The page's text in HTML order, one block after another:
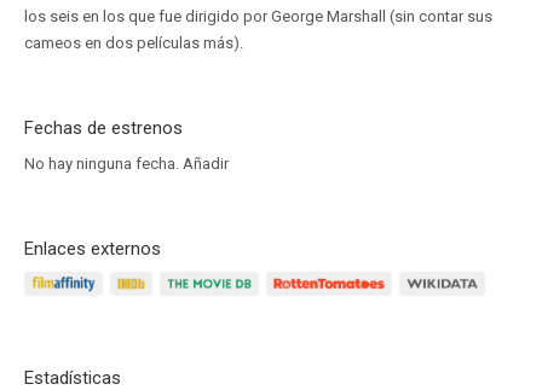
los seis en los que fue dirigido por George Marshall (sin contar sus
cameos en dos películas más).
Fechas de estrenos
No hay ninguna fecha. Añadir
Enlaces externos
Estadísticas